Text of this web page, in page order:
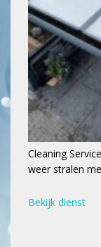
Cleaning
weer stralen
Bekijk dienst